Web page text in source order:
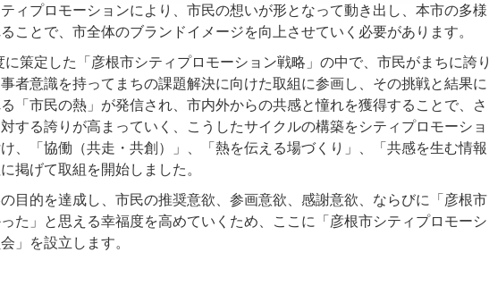
ィプロモーションにより、市民の想いが形となって動き出し、本市の多様
ことで、市全体のブランドイメージを向上させていく必要があります。
策定した「彦根市シティプロモーション戦略」の中で、市民がまちに誇り
者意識を持ってまちの課題解決に向けた取組に参画し、その挑戦と結果に
「市民の熱」が発信され、市内外からの共感と憧れを獲得することで、さ
する誇りが高まっていく、こうしたサイクルの構築をシティプロモーショ
、「協働（共走・共創）」、「熱を伝える場づくり」、「共感を生む情報
掲げて取組を開始しました。
目的を達成し、市民の推奨意欲、参画意欲、感謝意欲、ならびに「彦根市
た」と思える幸福度を高めていくため、ここに「彦根市シティプロモーシ
」を設立します。